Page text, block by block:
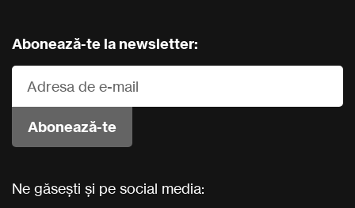
Abonează-te la newsletter:
Ne găsești și pe social media: